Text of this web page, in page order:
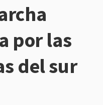
por las
del sur